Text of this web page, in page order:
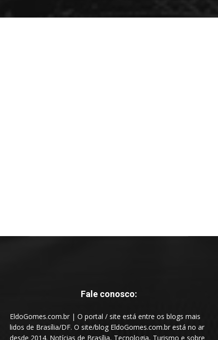
Fale conosco:
EldoGomes.com.br | O portal / site está entre os blogs mais
lidos de Brasília/DF. O site/blog EldoGomes.com.br está no ar
desde 2014. Notícias de Brasília, Tecnologia, Turismo e sobre